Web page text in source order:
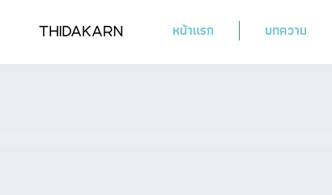
หน้าแรก บทความ